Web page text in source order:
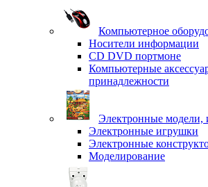
Компьютерное
Носители информации
CD DVD портмоне
Компьютерные
принадлежности
Электронные модели,
Электронные игрушки
Электронные
Моделирование